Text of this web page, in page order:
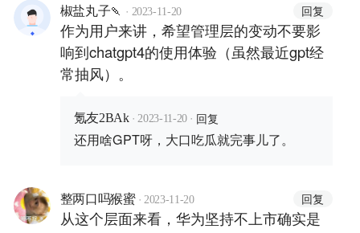
椒盐丸子🍡 · 2023-11-20 回复
作为用户来讲，希望管理层的变动不要影
响到chatgpt4的使用体验（虽然最近gpt经
常抽风）。
氪友2BAk · 2023-11-20 · 回复
还用啥GPT呀，大口吃瓜就完事儿了。
整两口吗猴蜜 · 2023-11-20 回复
从这个层面来看，华为坚持不上市确实是